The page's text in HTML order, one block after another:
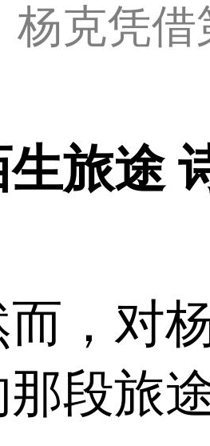
杨克凭借
途
对杨
段旅